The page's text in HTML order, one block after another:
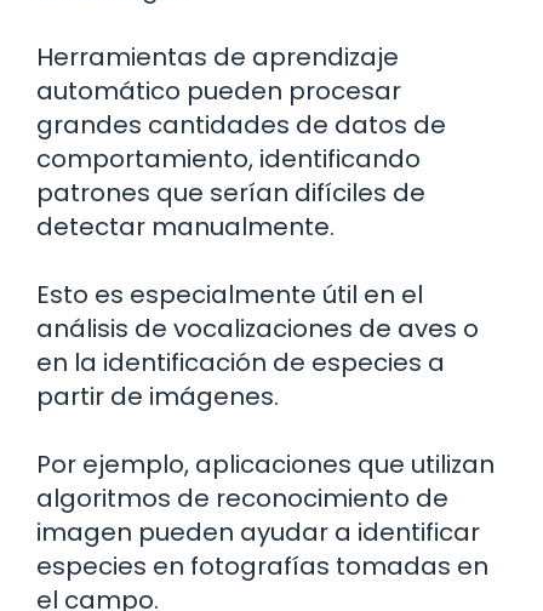
Herramientas de aprendizaje
automático pueden procesar
grandes cantidades de datos de
comportamiento, identificando
patrones que serían difíciles de
detectar manualmente.
Esto es especialmente útil en el
análisis de vocalizaciones de aves o
en la identificación de especies a
partir de imágenes.
Por ejemplo, aplicaciones que utilizan
algoritmos de reconocimiento de
imagen pueden ayudar a identificar
especies en fotografías tomadas en
el campo.